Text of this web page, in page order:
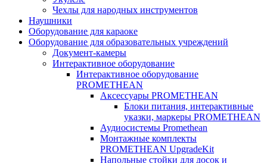
Чехлы для народных инструментов
Наушники
Оборудование для караоке
Оборудование для образовательных учреждений
Документ-камеры
Интерактивное оборудование
Интерактивное оборудование
PROMETHEAN
Аксессуары PROMETHEAN
Блоки питания, интерактивные
указки, маркеры PROMETHEAN
Аудиосистемы Promethean
Монтажные комплекты
PROMETHEAN UpgradeKit
Напольные стойки для досок и